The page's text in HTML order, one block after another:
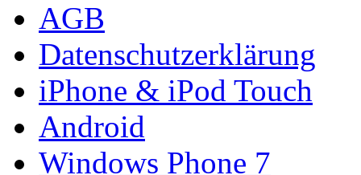
AGB
Datenschutzerklärung
iPhone & iPod Touch
Android
Windows Phone 7